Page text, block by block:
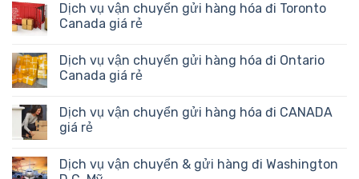
Dịch vụ vận chuyển gửi hàng hóa đi Toronto
Canada giá rẻ
Dịch vụ vận chuyển gửi hàng hóa đi Ontario
Canada giá rẻ
Dịch vụ vận chuyển gửi hàng hóa đi CANADA
giá rẻ
Dịch vụ vận chuyển & gửi hàng đi Washington